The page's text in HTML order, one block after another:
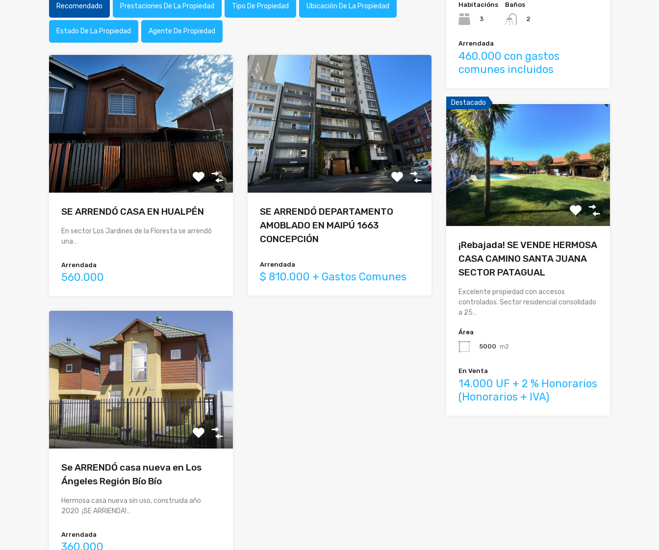
Recomendado Prestaciones De La Propiedad Tipo De Propiedad Ubicación De La Propiedad
Estado De La Propiedad Agente De Propiedad
SE ARRENDÓ CASA EN HUALPÉN
En sector Los Jardines de la Floresta se arrendó
una…
Arrendada
560.000
SE ARRENDÓ DEPARTAMENTO
AMOBLADO EN MAIPÚ 1663
CONCEPCIÓN
Arrendada
$ 810.000 + Gastos Comunes
Se ARRENDÓ casa nueva en Los
Ángeles Región Bío Bío
Hermosa casa nueva sin uso, construida año
2020 ¡SE ARRIENDA!…
Arrendada
360.000
Habitacións
3
Baños
2
Arrendada
460.000 con gastos
comunes incluidos
Destacado
¡Rebajada! SE VENDE HERMOSA
CASA CAMINO SANTA JUANA
SECTOR PATAGUAL
Excelente propiedad con accesos
controlados. Sector residencial consolidado
a 25…
Área
5000 m2
En Venta
14.000 UF + 2 % Honorarios
(Honorarios + IVA)